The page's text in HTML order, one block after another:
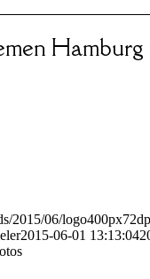
2015/06/
2015-06-01 13:13:04